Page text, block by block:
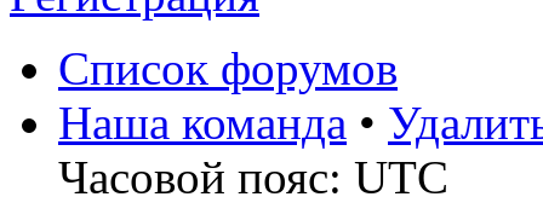
Список форумов
Наша команда •
Часовой пояс: UTC